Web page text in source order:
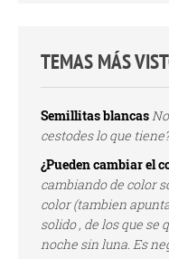
TEMAS MÁS
Semillitas blancas
cestodes lo que
¿Pueden cambiar el
cambiando de color
color (tambien
solido , de los que se
noche sin luna. Es